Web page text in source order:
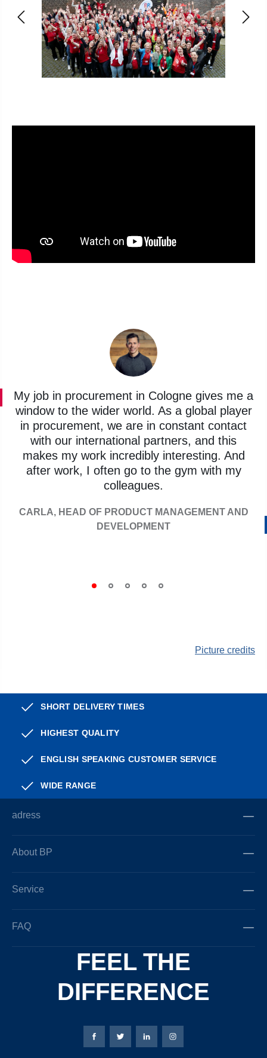
My job in procurement in Cologne gives me a
window to the wider world. As a global player
in procurement, we are in constant contact
with our international partners, and this
makes my work incredibly interesting. And
after work, I often go to the gym with my
colleagues.
CARLA, HEAD OF PRODUCT MANAGEMENT AND
DEVELOPMENT
Picture credits
SHORT DELIVERY TIMES
HIGHEST QUALITY
ENGLISH SPEAKING CUSTOMER SERVICE
WIDE RANGE
adress
About BP
Service
FAQ
FEEL THE
DIFFERENCE
Bierbaum-Proenen facebookpage
Bierbaum-Proenen Twitter page
Bierbaum-Proenen LinkedIn
Bierbaum-Proenen